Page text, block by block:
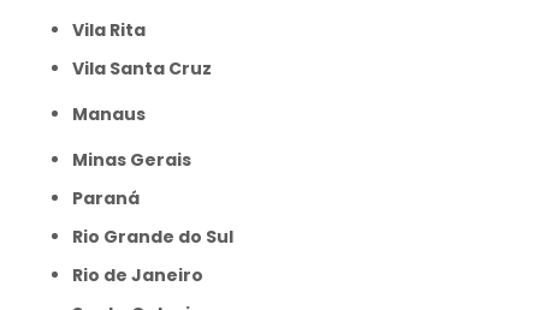
Vila Rita
Vila Santa Cruz
Manaus
Minas Gerais
Paraná
Rio Grande do Sul
Rio de Janeiro